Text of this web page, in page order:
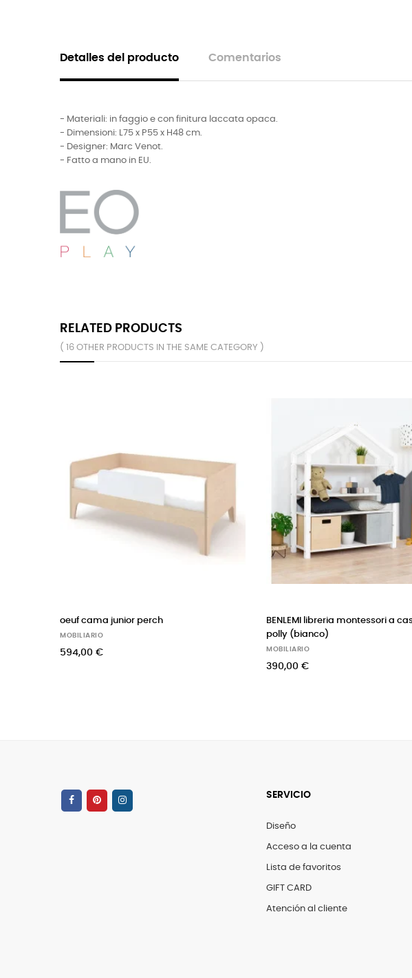
Detalles del producto Comentarios
- Materiali: in faggio e con finitura laccata opaca.
- Dimensioni: L75 x P55 x H48 cm.
- Designer: Marc Venot.
- Fatto a mano in EU.
RELATED PRODUCTS
( 16 OTHER PRODUCTS IN THE SAME CATEGORY )
oeuf cama junior perch
MOBILIARIO
594,00 €
BENLEMI libreria montessori a casetta
polly (bianco)
MOBILIARIO
390,00 €
SERVICIO
Diseño
Acceso a la cuenta
Lista de favoritos
GIFT CARD
Atención al cliente